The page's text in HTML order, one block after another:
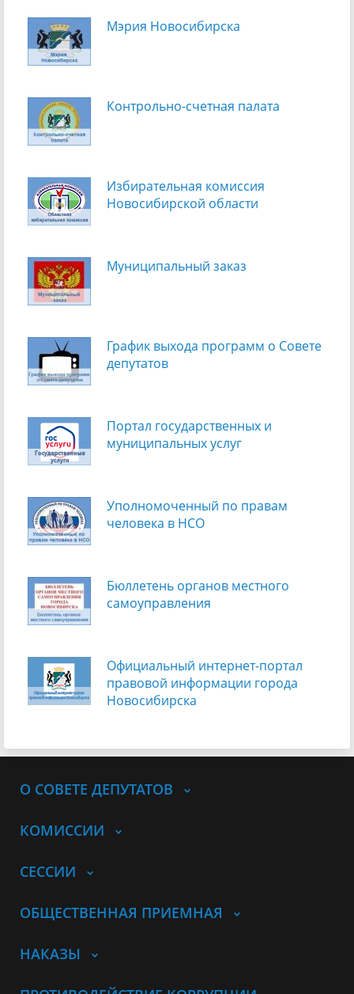
Мэрия Новосибирска
Контрольно-счетная палата
Избирательная комиссия
Новосибирской области
Муниципальный заказ
График выхода программ о Cовете
депутатов
Портал государственных и
муниципальных услуг
Уполномоченный по правам
человека в НСО
Бюллетень органов местного
самоуправления
Официальный интернет-портал
правовой информации города
Новосибирска
О СОВЕТЕ ДЕПУТАТОВ
КОМИССИИ
СЕССИИ
ОБЩЕСТВЕННАЯ ПРИЕМНАЯ
НАКАЗЫ